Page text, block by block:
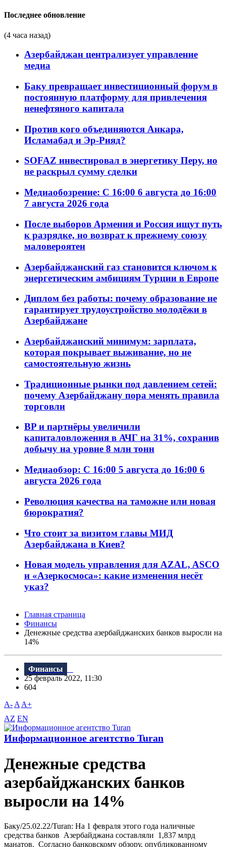
Последнее обновление
(4 часа назад)
Азербайджан централизует управление
медиа
Баку превращает инвестиционный форум в
постоянную платформу для привлечения
ненефтяного капитала
Против кого объединяются Анкара,
Исламабад и Эр-Рияд?
SOFAZ инвестировал в энергетику Перу, но
не раскрыл сумму сделки
Медиаобозрение: С 16:00 6 августа до 16:00
7 августа 2026 года
После выборов Армения и Россия ищут путь
к разрядке, но возврат к прежнему союзу
маловероятен
Азербайджанский газ становится ключом к
энергетическим амбициям Турции в Европе
Диплом без работы: почему образование не
гарантирует трудоустройство молодёжи в
Азербайджане
Азербайджанский минимум: зарплата,
которая покрывает выживание, но не
самостоятельную жизнь
Традиционные рынки под давлением сетей:
почему Азербайджану пора менять правила
торговли
BP и партнёры увеличили
капиталовложения в АЧГ на 31%, сохранив
добычу на уровне 8 млн тонн
Медиаобзор: С 16:00 5 августа до 16:00 6
августа 2026 года
Революция качества на таможне или новая
бюрократия?
Что стоит за визитом главы МИД
Азербайджана в Киев?
Новая модель управления для AZAL, ASCO
и «Азеркосмоса»: какие изменения несёт
указ?
Главная страница
Финансы
Денежные средства азербайджанских банков выросли на
14%
Финансы
25 февраль 2022, 11:30
604
A- A A+
AZ EN
Информационное агентство Turan
Денежные средства
азербайджанских банков
выросли на 14%
Баку/25.02.22/Turan: На 1 февраля этого года наличные
средства банков Азербайджана составляли 1,837 млрд
манатов. Согласно банковскому обзору, опубликованному